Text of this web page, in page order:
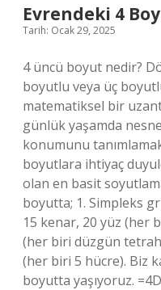
Evrendeki 4
Tarih: Ocak 29, 2025
4 üncü boyut nedir?
boyutlu veya üç
matematiksel bir
günlük yaşamda
konumunu
boyutlara ihtiyaç
olan en basit
boyutta; 1. Simpleks
15 kenar, 20 yüz (her
(her biri düzgün
(her biri 5 hücre). Biz
boyutta yaşıyoruz.